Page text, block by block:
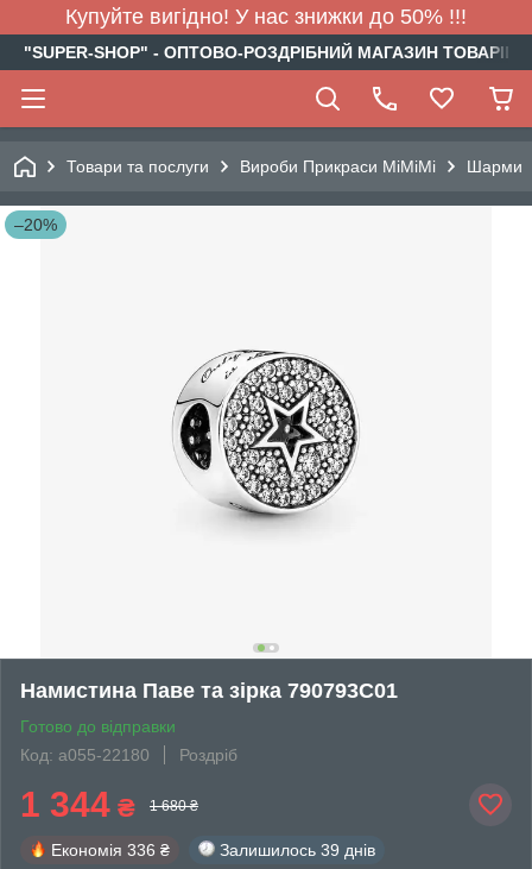
Купуйте вигідно! У нас знижки до 50% !!!
"SUPER-SHOP" - ОПТОВО-РОЗДРІБНИЙ МАГАЗИН
Товари та послуги Вироби Прикраси МіМіМі Шарми
–20%
Намистина Паве та зірка 790793C01
Готово до відправки
Код: а055-22180
Роздріб
1 344 ₴ 1 680 ₴
Економія 336 ₴ Залишилось 39 днів